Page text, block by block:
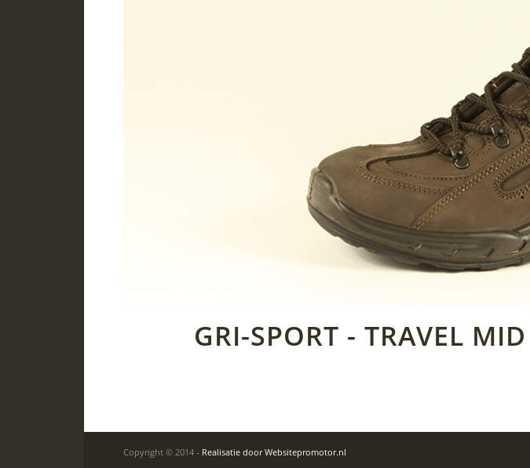
GRI-SPORT - TRAVEL
Copyright © 2014 - Realisatie door Websitepromotor.nl